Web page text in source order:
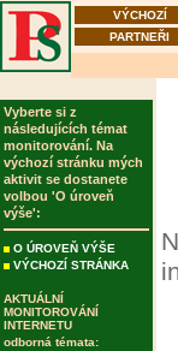
VÝCHOZÍ
PARTNEŘI
Vyberte si z
následujících témat
monitorování. Na
výchozí stránku mých
aktivit se dostanete
volbou 'O úroveň
výše':
O ÚROVEŇ VÝŠE
VÝCHOZÍ STRÁNKA
AKTUÁLNÍ
MONITOROVÁNÍ
INTERNETU
odborná témata: